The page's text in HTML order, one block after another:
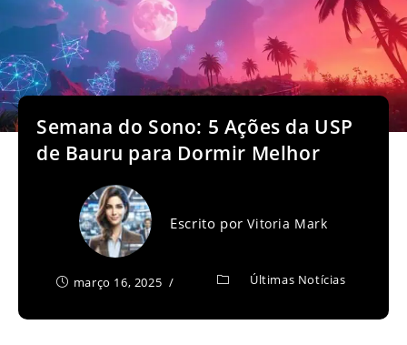
Semana do Sono: 5 Ações da USP
de Bauru para Dormir Melhor
Escrito porVitoria Mark
março 16, 2025 Últimas Notícias